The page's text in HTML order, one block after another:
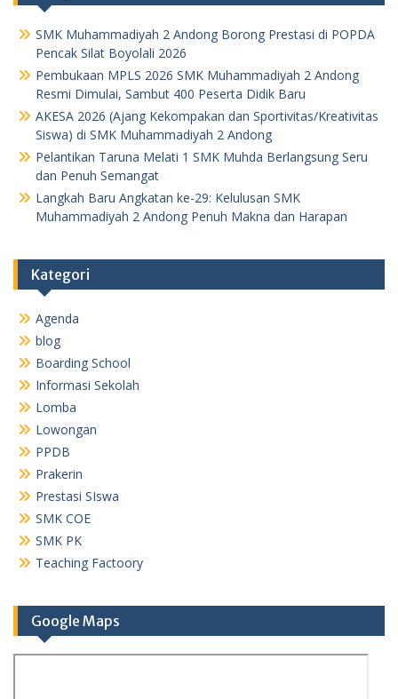
SMK Muhammadiyah 2 Andong Borong Prestasi di POPDA
Pencak Silat Boyolali 2026
Pembukaan MPLS 2026 SMK Muhammadiyah 2 Andong
Resmi Dimulai, Sambut 400 Peserta Didik Baru
AKESA 2026 (Ajang Kekompakan dan Sportivitas/Kreativitas
Siswa) di SMK Muhammadiyah 2 Andong
Pelantikan Taruna Melati 1 SMK Muhda Berlangsung Seru
dan Penuh Semangat
Langkah Baru Angkatan ke-29: Kelulusan SMK
Muhammadiyah 2 Andong Penuh Makna dan Harapan
Kategori
Agenda
blog
Boarding School
Informasi Sekolah
Lomba
Lowongan
PPDB
Prakerin
Prestasi SIswa
SMK COE
SMK PK
Teaching Factoory
Google Maps